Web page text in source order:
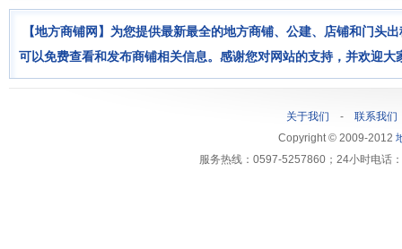
【地方商铺网】为您提供最新最全的地方商铺、公建、店铺和门头
可以免费查看和发布商铺相关信息。感谢您对网站的支持，并欢迎
关于我们 - 联系我们
Copyright © 2009-2012
服务热线：0597-5257860；24小时电